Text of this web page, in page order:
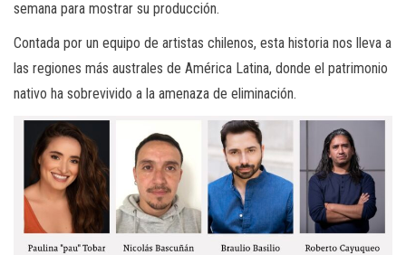
semana para mostrar su producción.
Contada por un equipo de artistas chilenos, esta historia nos lleva a
las regiones más australes de América Latina, donde el patrimonio
nativo ha sobrevivido a la amenaza de eliminación.